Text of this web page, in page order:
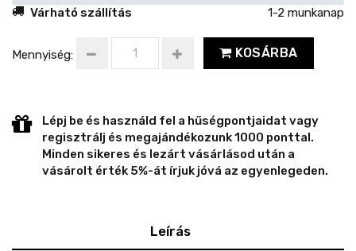
Várható szállítás
1-2 munkanap
Mennyiség: KOSÁRBA
Lépj be és használd fel a hűségpontjaidat vagy
regisztrálj és megajándékozunk 1000 ponttal.
Minden sikeres és lezárt vásárlásod után a
vásárolt érték 5%-át írjuk jóvá az egyenlegeden.
Leírás